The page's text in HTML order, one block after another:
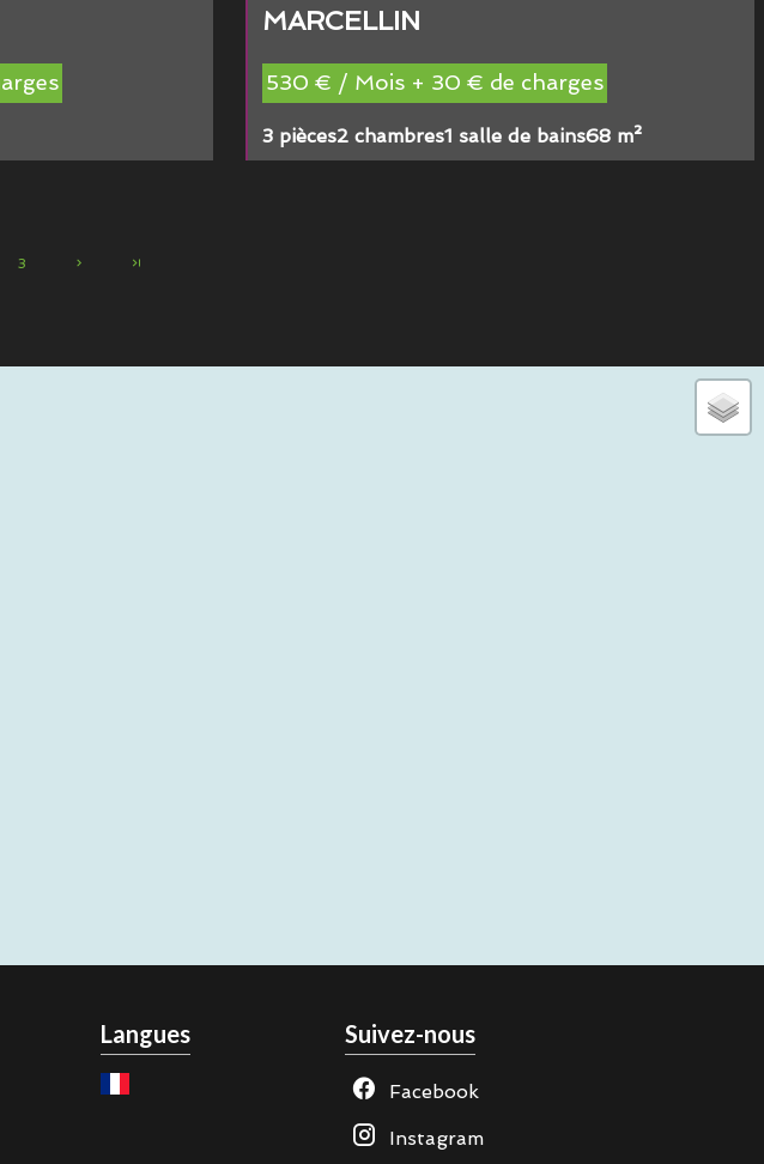
MARCELLIN
530 € / Mois + 30 € de charges
3 pièces2 chambres1 salle de bains68 m²
3
Langues Suivez-nous
Facebook
Instagram